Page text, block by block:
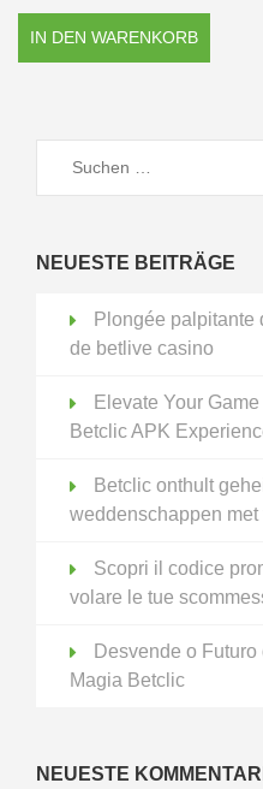
IN DEN WARENKORB
Suchen
nach:
NEUESTE BEITRÄGE
Plongée palpitante
de betlive casino
Elevate Your
Betclic APK
Betclic onthult
weddenschappen met
Scopri il codice
volare le tue
Desvende o
Magia Betclic
NEUESTE